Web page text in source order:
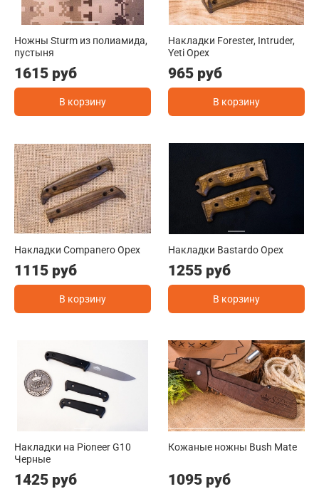
Ножны Sturm из полиамида,
пустыня
1615 руб
В корзину
Накладки Forester, Intruder,
Yeti Орех
965 руб
В корзину
Накладки Companero Орех
1115 руб
В корзину
Накладки Bastardo Орех
1255 руб
В корзину
Накладки на Pioneer G10
Черные
1425 руб
Кожаные ножны Bush Mate
1095 руб